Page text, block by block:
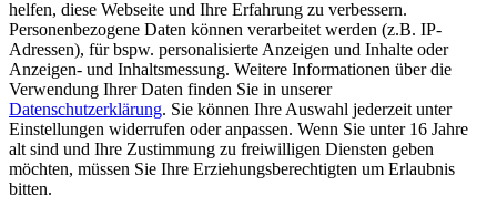
helfen, diese Webseite und Ihre Erfahrung zu verbessern.
Personenbezogene Daten können verarbeitet werden (z.B. IP-
Adressen), für bspw. personalisierte Anzeigen und Inhalte oder
Anzeigen- und Inhaltsmessung. Weitere Informationen über die
Verwendung Ihrer Daten finden Sie in unserer
Datenschutzerklärung. Sie können Ihre Auswahl jederzeit unter
Einstellungen widerrufen oder anpassen. Wenn Sie unter 16 Jahre
alt sind und Ihre Zustimmung zu freiwilligen Diensten geben
möchten, müssen Sie Ihre Erziehungsberechtigten um Erlaubnis
bitten.